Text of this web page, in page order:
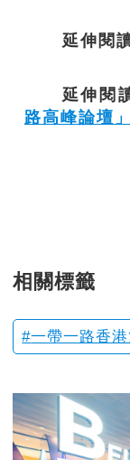
延伸閱
延伸閱
路高峰論壇
相關標籤
一帶一路香港